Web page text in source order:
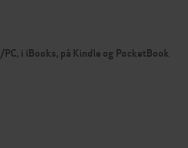
i iBooks, på Kindle og PocketBook